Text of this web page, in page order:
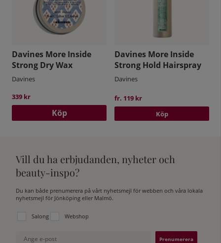
Davines More Inside
Strong Dry Wax
Davines
339 kr
Köp
Davines More Inside
Strong Hold Hairspray
Davines
fr. 119 kr
Köp
Vill du ha erbjudanden, nyheter och
beauty-inspo?
Du kan både prenumerera på vårt nyhetsmejl för webben och våra lokala
nyhetsmejl för Jönköping eller Malmö.
Välj vilken lista du vill prenumerera på:
Salong Webshop
Ange e-post